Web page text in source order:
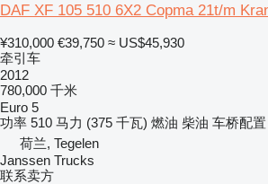
DAF XF 105 510 6X2 Copma 21t/m
¥310,000 €39,750 ≈ US$45,930
牵引车
2012
780,000 千米
Euro 5
功率 510 马力 (375 千瓦) 燃油 柴油 车桥配置
荷兰, Tegelen
Janssen Trucks
联系卖方